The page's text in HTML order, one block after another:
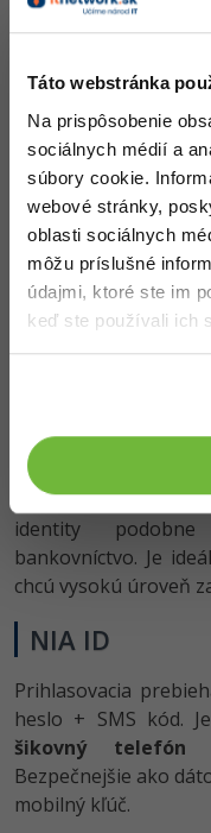
Táto webstránka
Na prispôsobenie
sociálnych médií a
súbory cookie.
webové stránky,
oblasti sociálnych
môžu príslušné
údajmi, ktoré ste im
keď ste používali ich
svojho
zriadená a
používanie a pre
Dátová
prostriedok
Dátová schránka
prihlásenie.
Nie
prostriedky, preto
dátovku nefungujú
Mobilná aplikácia,
spôsob prihlásenia.
identity
bankovníctvo. Je
chcú vysokú úroveň
NIA ID
Prihlasovacia
heslo + SMS kód.
šikovný telefón
Bezpečnejšie ako
mobilný kľúč.